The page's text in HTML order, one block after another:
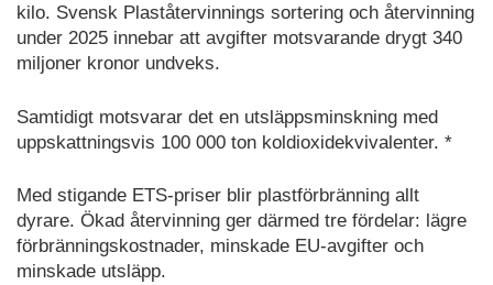
kilo. Svensk Plaståtervinnings sortering och återvinning
under 2025 innebar att avgifter motsvarande drygt 340
miljoner kronor undveks.
Samtidigt motsvarar det en utsläppsminskning med
uppskattningsvis 100 000 ton koldioxidekvivalenter. *
Med stigande ETS-priser blir plastförbränning allt
dyrare. Ökad återvinning ger därmed tre fördelar: lägre
förbränningskostnader, minskade EU-avgifter och
minskade utsläpp.